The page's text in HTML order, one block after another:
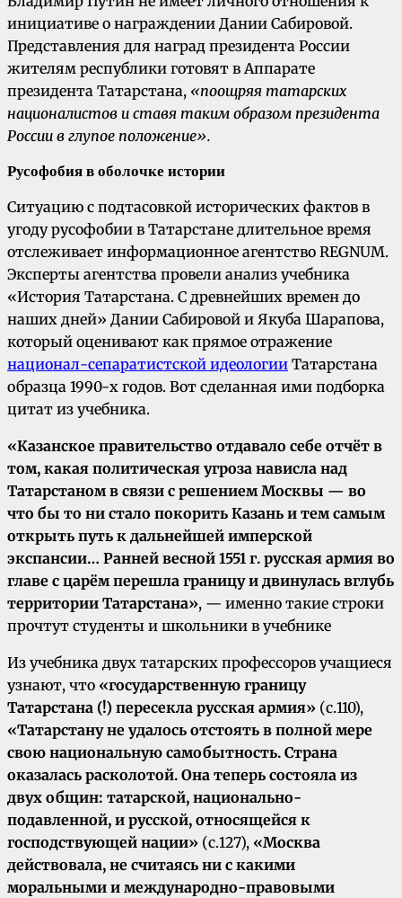
инициативе о награждении Дании Сабировой.
Представления для наград президента России
жителям республики готовят в Аппарате
президента Татарстана, «поощряя татарских
националистов и ставя таким образом президента
России в глупое положение».
Русофобия в оболочке истории
Ситуацию с подтасовкой исторических фактов в
угоду русофобии в Татарстане длительное время
отслеживает информационное агентство REGNUM.
Эксперты агентства провели анализ учебника
«История Татарстана. С древнейших времен до
наших дней» Дании Сабировой и Якуба Шарапова,
который оценивают как прямое отражение
национал-сепаратистской идеологии Татарстана
образца 1990-х годов. Вот сделанная ими подборка
цитат из учебника.
«Казанское правительство отдавало себе отчёт в
том, какая политическая угроза нависла над
Татарстаном в связи с решением Москвы — во
что бы то ни стало покорить Казань и тем самым
открыть путь к дальнейшей имперской
экспансии… Ранней весной 1551 г. русская армия во
главе с царём перешла границу и двинулась вглубь
территории Татарстана», — именно такие строки
прочтут студенты и школьники в учебнике
Из учебника двух татарских профессоров учащиеся
узнают, что «государственную границу
Татарстана (!) пересекла русская армия» (с.110),
«Татарстану не удалось отстоять в полной мере
свою национальную самобытность. Страна
оказалась расколотой. Она теперь состояла из
двух общин: татарской, национально-
подавленной, и русской, относящейся к
господствующей нации» (с.127), «Москва
действовала, не считаясь ни с какими
моральными и международно-правовыми